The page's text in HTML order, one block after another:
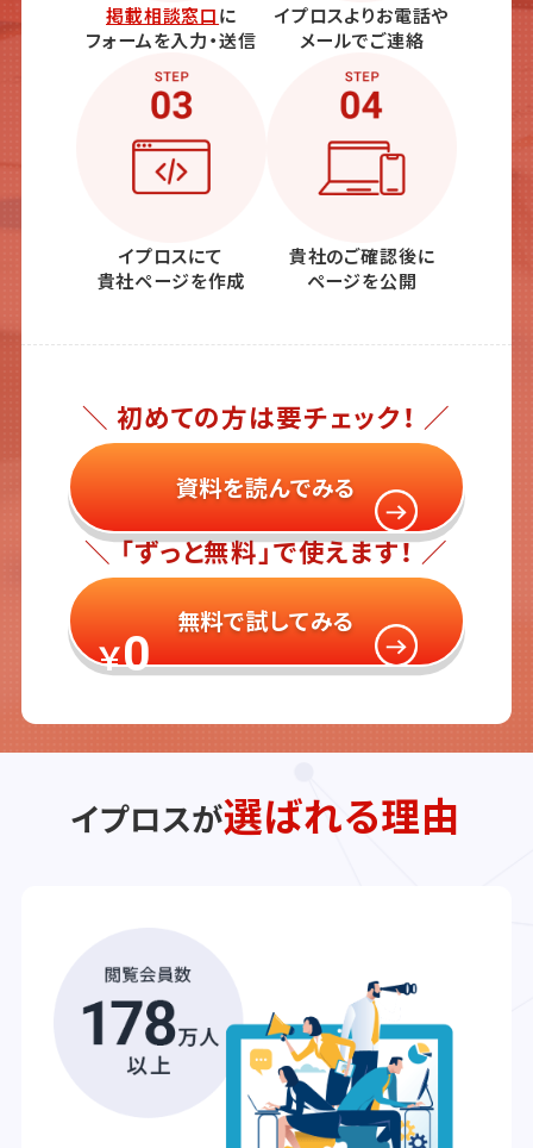
掲載相談窓口に
フォームを入力・送信
イプロスよりお電話や
メールでご連絡
イプロスにて
貴社ページを作成
貴社のご確認後に
ページを公開
＼ 初めての方は要チェック！ ／
資料を読んでみる
＼ 「ずっと無料」で使えます！ ／
￥0
無料で試してみる
イプロスが選ばれる理由